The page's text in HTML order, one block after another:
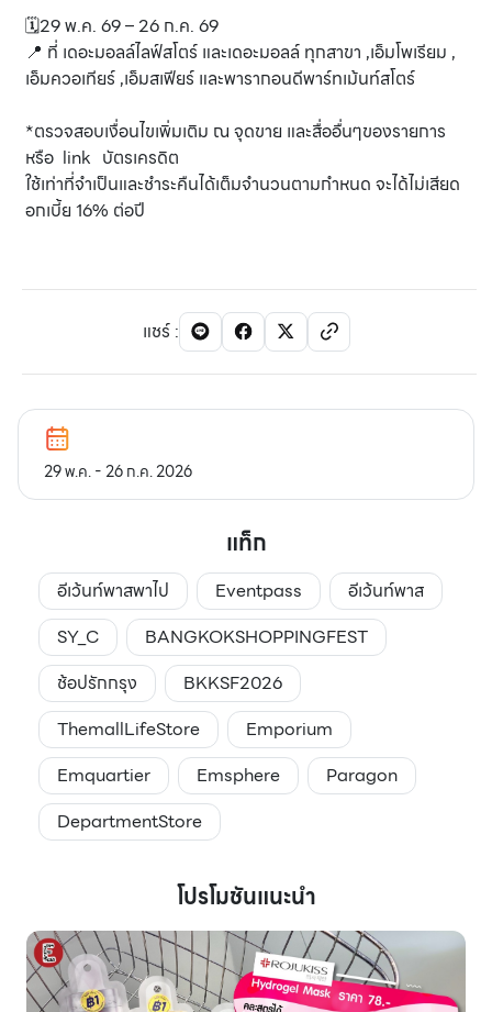
🗓️29 พ.ค. 69 – 26 ก.ค. 69
📍 ที่ เดอะมอลล์ไลฟ์สโตร์ และเดอะมอลล์ ทุกสาขา ,เอ็มโพเรียม ,
เอ็มควอเทียร์ ,เอ็มสเฟียร์ และพารากอนดีพาร์ทเม้นท์สโตร์
*ตรวจสอบเงื่อนไขเพิ่มเติม ณ จุดขาย และสื่ออื่นๆของรายการ
หรือ link บัตรเครดิต
ใช้เท่าที่จำเป็นและชำระคืนได้เต็มจำนวนตามกำหนด จะได้ไม่เสียด
อกเบี้ย 16% ต่อปี
แชร์:
29 พ.ค. - 26 ก.ค. 2026
แท็ก
อีเว้นท์พาสพาไป Eventpass
อีเว้นท์พาส
SY_C
BANGKOKSHOPPINGFEST
ช้อปรักกรุง
BKKSF2026
ThemallLifeStore
Emporium
Emquartier
Emsphere
Paragon
DepartmentStore
โปรโมชันแนะนำ